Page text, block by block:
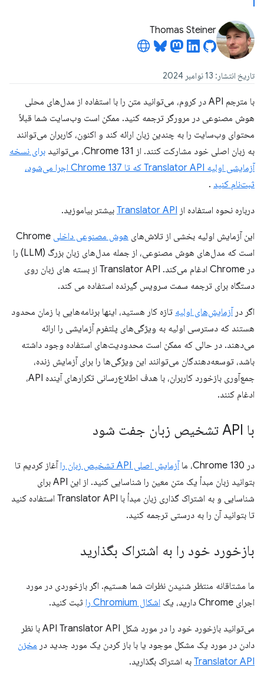
Thomas Steiner
تاریخ انتشار: 13 نوامبر 2024
با مترجم API در کروم، می‌توانید متن را با استفاده از مدل‌های محلی
هوش مصنوعی در مرورگر ترجمه کنید. ممکن است وب‌سایت شما قبلاً
محتوای وب‌سایت را به چندین زبان ارائه کند و اکنون، کاربران می‌توانند
به زبان اصلی خود مشارکت کنند. از Chrome 131، می‌توانید
برای نسخه
آزمایشی اولیه Translator API که تا Chrome 137 اجرا می‌شود،
ثبت‌نام کنید .
درباره نحوه استفاده از Translator API بیشتر بیاموزید.
این آزمایش اولیه بخشی از تلاش‌های هوش مصنوعی داخلی Chrome
است که مدل‌های هوش مصنوعی، از جمله مدل‌های زبان بزرگ (LLM) را
در Chrome ادغام می‌کند. Translator API از بسته های زبان روی
دستگاه برای ترجمه سمت سرویس گیرنده استفاده می کند.
اگر در آزمایش‌های اولیه تازه کار هستید، اینها برنامه‌هایی با زمان محدود
هستند که دسترسی اولیه به ویژگی‌های پلتفرم آزمایشی را ارائه
می‌دهند. در حالی که ممکن است محدودیت‌های استفاده وجود داشته
باشد، توسعه‌دهندگان می‌توانند این ویژگی‌ها را برای آزمایش زنده،
جمع‌آوری بازخورد کاربران، با هدف اطلاع‌رسانی تکرارهای آینده API،
ادغام کنند.
با API تشخیص زبان جفت شود
در Chrome 130، ما آزمایش اصلی API تشخیص زبان را
آغاز کردیم تا
بتوانید زبان مبدأ یک متن معین را شناسایی کنید. از این API برای
شناسایی و به اشتراک گذاری زبان مبدأ با Translator API استفاده کنید
تا بتوانید آن را به درستی ترجمه کنید.
بازخورد خود را به اشتراک بگذارید
ما مشتاقانه منتظر شنیدن نظرات شما هستیم. اگر بازخوردی در مورد
اجرای Chrome دارید، یک
اشکال Chromium را ثبت کنید.
می‌توانید بازخورد خود را در مورد شکل API Translator API با نظر
دادن در مورد یک مشکل موجود یا با باز کردن یک مورد جدید در مخزن
Translator API به اشتراک بگذارید.